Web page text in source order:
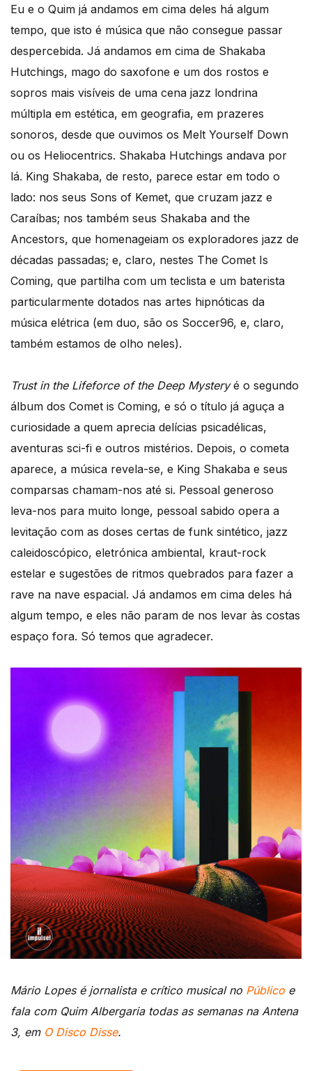
Eu e o Quim já andamos em cima deles há algum
tempo, que isto é música que não consegue passar
despercebida. Já andamos em cima de Shakaba
Hutchings, mago do saxofone e um dos rostos e
sopros mais visíveis de uma cena jazz londrina
múltipla em estética, em geografia, em prazeres
sonoros, desde que ouvimos os Melt Yourself Down
ou os Heliocentrics. Shakaba Hutchings andava por
lá. King Shakaba, de resto, parece estar em todo o
lado: nos seus Sons of Kemet, que cruzam jazz e
Caraíbas; nos também seus Shakaba and the
Ancestors, que homenageiam os exploradores jazz de
décadas passadas; e, claro, nestes The Comet Is
Coming, que partilha com um teclista e um baterista
particularmente dotados nas artes hipnóticas da
música elétrica (em duo, são os Soccer96, e, claro,
também estamos de olho neles).
Trust in the Lifeforce of the Deep Mysteryé o segundo
álbum dos Comet is Coming, e só o título já aguça a
curiosidade a quem aprecia delícias psicadélicas,
aventuras sci-fi e outros mistérios. Depois, o cometa
aparece, a música revela-se, e King Shakaba e seus
comparsas chamam-nos até si. Pessoal generoso
leva-nos para muito longe, pessoal sabido opera a
levitação com as doses certas de funk sintético, jazz
caleidoscópico, eletrónica ambiental, kraut-rock
estelar e sugestões de ritmos quebrados para fazer a
rave na nave espacial. Já andamos em cima deles há
algum tempo, e eles não param de nos levar às costas
espaço fora. Só temos que agradecer.
Mário Lopes é jornalista e crítico musical no Público e
fala com Quim Albergaria todas as semanas na Antena
3, em O Disco Disse.